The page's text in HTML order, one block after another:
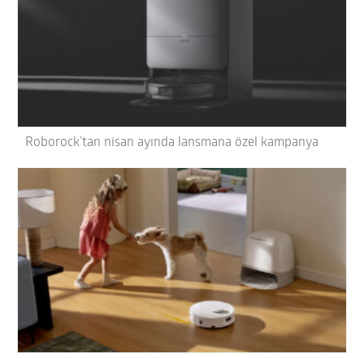
Roborock’tan nisan ayında lansmana özel kampanya